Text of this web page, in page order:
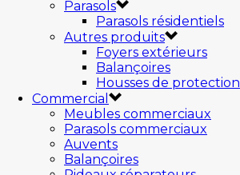
Parasols
Parasols résidentiels
Autres produits
Foyers extérieurs
Balançoires
Housses de protection
Commercial
Meubles commerciaux
Parasols commerciaux
Auvents
Balançoires